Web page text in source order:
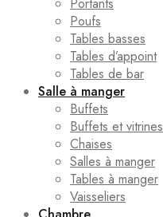
Poufs
Tables basses
Tables d’appoint
Tables de bar
Salle à manger
Buffets
Buffets et vitrines
Chaises
Salles à manger
Tables à manger
Vaisseliers